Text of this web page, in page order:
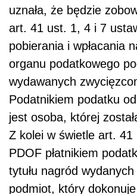
uznała, że będzie
art. 41 ust. 1, 4 i 7
pobierania i wpłacania
organu podatkowego
wydawanych
Podatnikiem podatku
jest osoba, której
Z kolei w świetle art.
PDOF płatnikiem
tytułu nagród
podmiot, który